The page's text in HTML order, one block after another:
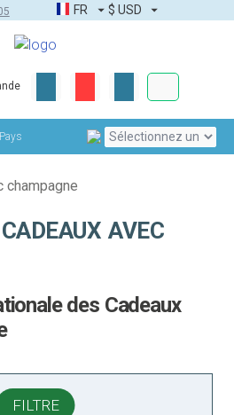
FR $ USD
Pays
champagne
AVEC
des Cadeaux
FILTRE